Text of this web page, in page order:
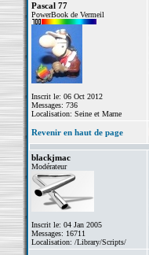
Pascal 77
PowerBook de Vermeil
Inscrit le: 06 Oct 2012
Messages: 736
Localisation: Seine et Marne
Revenir en haut de page
blackjmac
Modérateur
Inscrit le: 04 Jan 2005
Messages: 16711
Localisation: /Library/Scripts/